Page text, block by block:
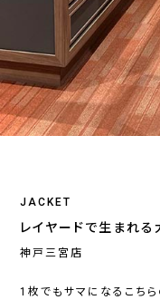
JACKET
レイヤードで生まれ
神戸三宮店
1枚でもサマになるこちら